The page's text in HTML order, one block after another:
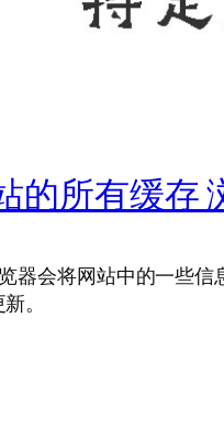
的所有缓存
器会将网站中的一些
。